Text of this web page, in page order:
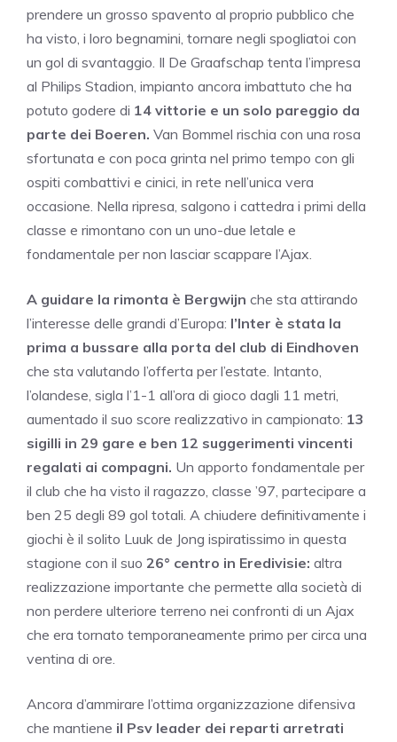
prendere un grosso spavento al proprio pubblico che
ha visto, i loro begnamini, tornare negli spogliatoi con
un gol di svantaggio. Il De Graafschap tenta l’impresa
al Philips Stadion, impianto ancora imbattuto che ha
potuto godere di 14 vittorie e un solo pareggio da
parte dei Boeren. Van Bommel rischia con una rosa
sfortunata e con poca grinta nel primo tempo con gli
ospiti combattivi e cinici, in rete nell’unica vera
occasione. Nella ripresa, salgono i cattedra i primi della
classe e rimontano con un uno-due letale e
fondamentale per non lasciar scappare l’Ajax.
A guidare la rimonta è Bergwijn che sta attirando
l’interesse delle grandi d’Europa: l’Inter è stata la
prima a bussare alla porta del club di Eindhoven
che sta valutando l’offerta per l’estate. Intanto,
l’olandese, sigla l’1-1 all’ora di gioco dagli 11 metri,
aumentado il suo score realizzativo in campionato: 13
sigilli in 29 gare e ben 12 suggerimenti vincenti
regalati ai compagni. Un apporto fondamentale per
il club che ha visto il ragazzo, classe ’97, partecipare a
ben 25 degli 89 gol totali. A chiudere definitivamente i
giochi è il solito Luuk de Jong ispiratissimo in questa
stagione con il suo 26° centro in Eredivisie: altra
realizzazione importante che permette alla società di
non perdere ulteriore terreno nei confronti di un Ajax
che era tornato temporaneamente primo per circa una
ventina di ore.
Ancora d’ammirare l’ottima organizzazione difensiva
che mantiene il Psv leader dei reparti arretrati